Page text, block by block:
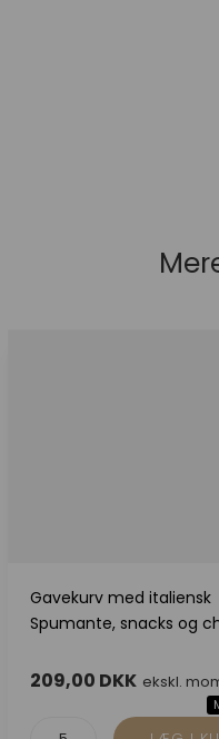
Gavekurv med italiensk
Spumante, snacks og